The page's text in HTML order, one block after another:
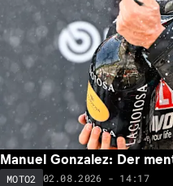
Manuel Gonzalez: Der
MOTO2 02.08.2026 - 14:17